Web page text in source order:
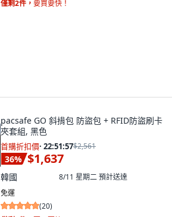
僅剩2件， 要買要快！
pacsafe GO 斜揹包 防盜包 + RFID防盜刷卡
夾套組, 黑色
首購折扣價· 22:51:55$2,561
36% $1,637
韓國 8/11 星期二預計送達
免運
(20)